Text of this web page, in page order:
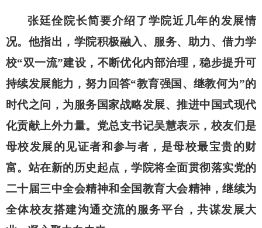
张廷佺院长简要介绍了学院近几年的发展情
况。他指出，学院积极融入、服务、助力、借力学
校“双一流”建设，不断优化内部治理，稳步提升可
持续发展能力，努力回答“教育强国、继教何为”的
时代之问，为服务国家战略发展、推进中国式现代
化贡献上外力量。党总支书记吴慧表示，校友们是
母校发展的见证者和参与者，是母校最宝贵的财
富。站在新的历史起点，学院将全面贯彻落实党的
二十届三中全会精神和全国教育大会精神，继续为
全体校友搭建沟通交流的服务平台，共谋发展大